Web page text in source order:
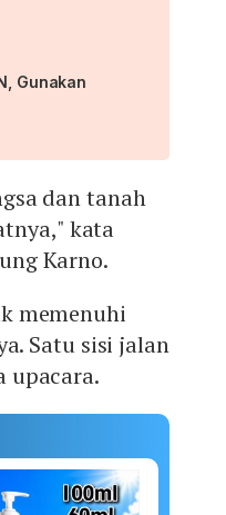
Gunakan
dan tanah
kata
Karno.
memenuhi
Satu sisi jalan
upacara.